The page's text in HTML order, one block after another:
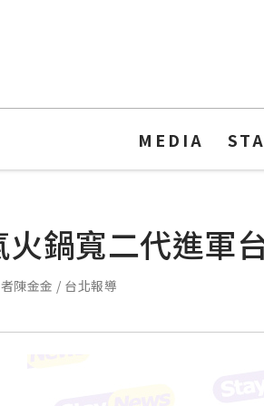
MEDIA
火鍋寬二代進軍
陳金金 / 台北報導